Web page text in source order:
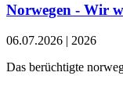
Norwegen - Wir
06.07.2026 | 2026
Das berüchtigte